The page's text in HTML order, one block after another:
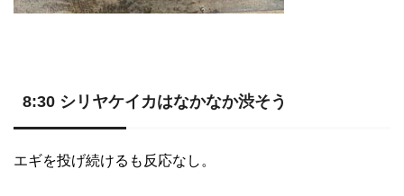
8:30 シリヤケイカはなかなか渋そう
エギを投げ続けるも反応なし。